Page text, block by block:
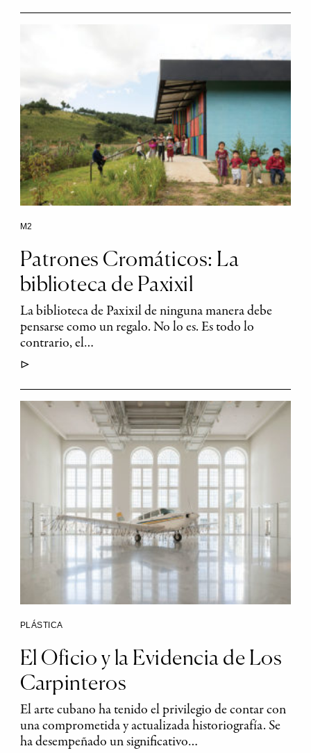
M2
Patrones Cromáticos: La
biblioteca de Paxixil
La biblioteca de Paxixil de ninguna manera debe
pensarse como un regalo. No lo es. Es todo lo
contrario, el…
▷
PLÁSTICA
El Oficio y la Evidencia de Los
Carpinteros
El arte cubano ha tenido el privilegio de contar con
una comprometida y actualizada historiografía. Se
ha desempeñado un significativo…